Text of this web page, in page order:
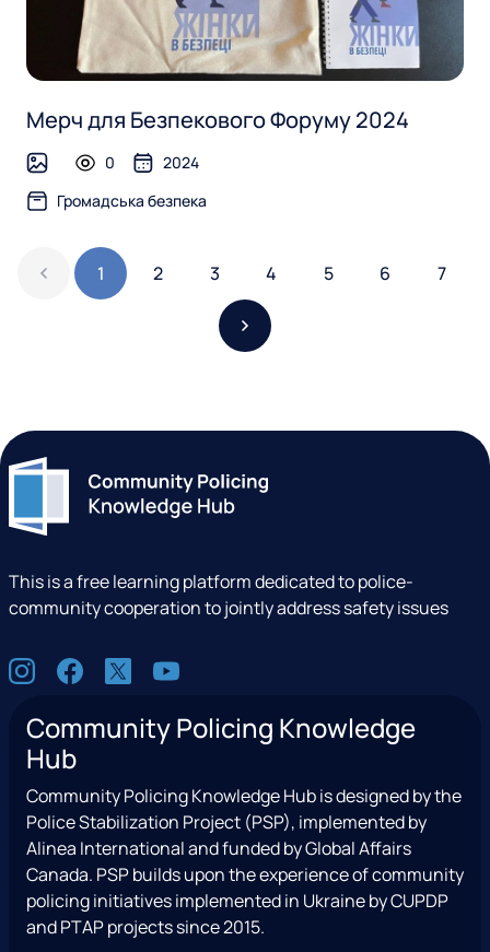
Мерч для Безпекового Форуму 2024
image 0
2024
Громадська безпека
1 2 3 4 5 6 7
This is a free learning platform dedicated to police-
community cooperation to jointly address safety issues
S
oI
s
a
g
a
m
F
c
e
b
o
o
k
X
e
T
w
i
t
t
e
Y
u
u
b
e
Community Policing Knowledge
Hub
Community Policing Knowledge Hub is designed by the
Police Stabilization Project (PSP), implemented by
Alinea International and funded by Global Affairs
Canada. PSP builds upon the experience of community
policing initiatives implemented in Ukraine by CUPDP
and PTAP projects since 2015.